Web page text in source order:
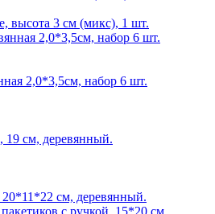
высота 3 см (микс), 1 шт.
2,0*3,5см, набор 6 шт.
см, деревянный.
см, деревянный.